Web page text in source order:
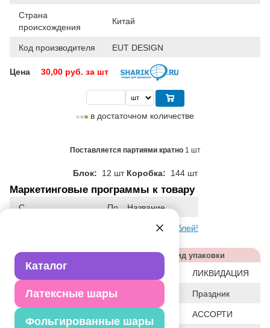
Каталог
Латексные шары
Фольгированные шары
Страна
происхождения
Китай
Код производителя EUT DESIGN
Цена 30,00 руб. за шт
в достаточном количестве
Поставляется партиями кратно 1 шт
Блок: 12 шт Коробка: 144 шт
Маркетинговые программы к товару
С По Название
Все по 30 рублей!
Вид упаковки
ЛИКВИДАЦИЯ
Событие Праздник
АССОРТИ